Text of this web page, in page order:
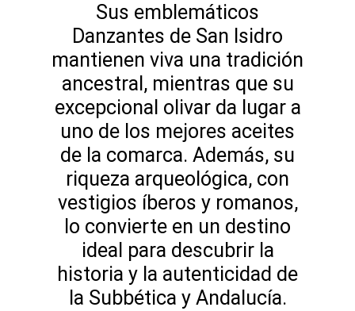
Sus emblemáticos
Danzantes de San Isidro
mantienen viva una tradición
ancestral, mientras que su
excepcional olivar da lugar a
uno de los mejores aceites
de la comarca. Además, su
riqueza arqueológica, con
vestigios íberos y romanos,
lo convierte en un destino
ideal para descubrir la
historia y la autenticidad de
la Subbética y Andalucía.